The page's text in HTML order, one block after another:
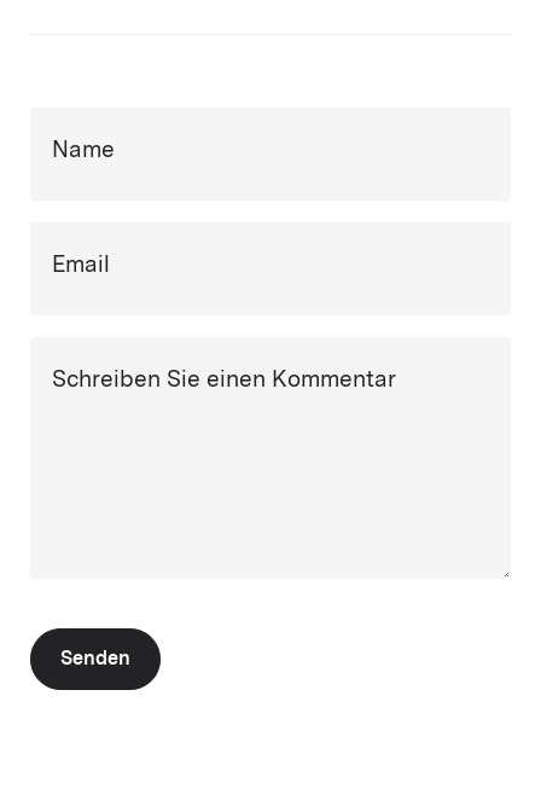
Name
Email
Schreiben Sie einen Kommentar
Senden